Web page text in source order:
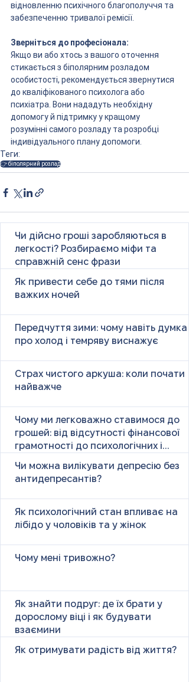
відновленню психічного благополуччя та
забезпеченню тривалої ремісії.
Зверніться до професіонала:
Якщо ви або хтось з вашого оточення
стикається з біполярним розладом
особистості, рекомендується звернутися
до кваліфікованого психолога або
психіатра. Вони нададуть необхідну
допомогу й підтримку у кращому
розумінні самого розладу та розробці
індивідуального плану допомоги.
Теги:
👉 біполярний розлад
Чи дійсно гроші заробляються в
легкості? Розбираємо міфи та
справжній сенс фрази
Як привести себе до тями після
важких ночей
Передчуття зими: чому навіть думка
про холод і темряву виснажує
Страх чистого аркуша: коли почати
найважче
Чому ми легковажно ставимося до
грошей: від відсутності фінансової
грамотності до психологічних і
Чи можна вилікувати депресію без
антидепресантів?
Як психологічний стан впливає на
лібідо у чоловіків та у жінок
Чому мені тривожно?
Як знайти подруг: де їх брати у
дорослому віці і як будувати
взаємини
Як отримувати радість від життя?